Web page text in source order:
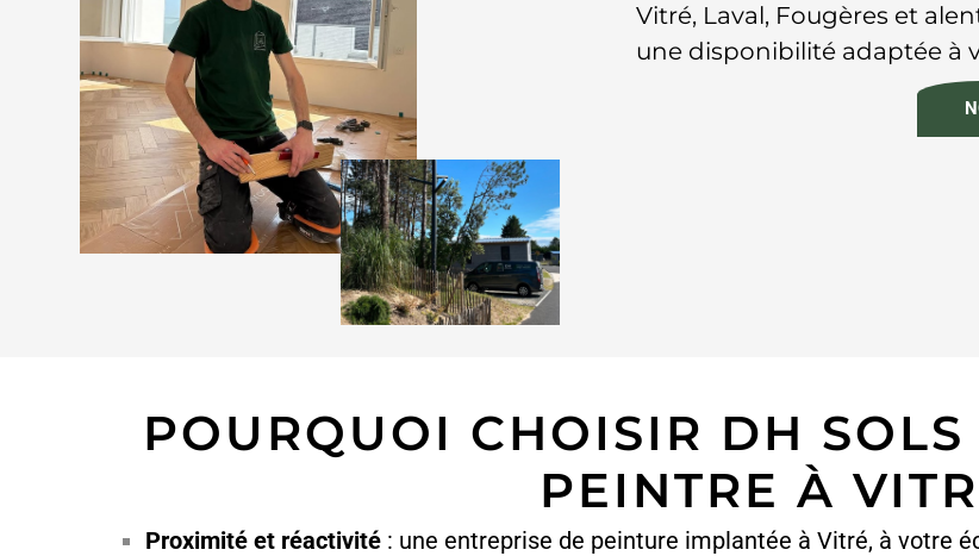
Vitré, Laval, Fougères et
une disponibilité adaptée à
POURQUOI CHOISIR DH
PEINTRE À
Proximité et réactivité : une entreprise de peinture implantée à Vitré, à votre